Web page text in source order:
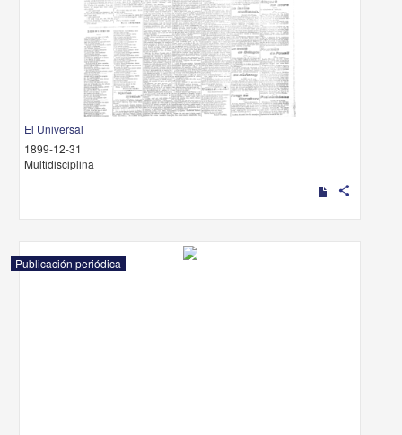
El Universal
1899-12-31
Multidisciplina
share
Publicación periódica